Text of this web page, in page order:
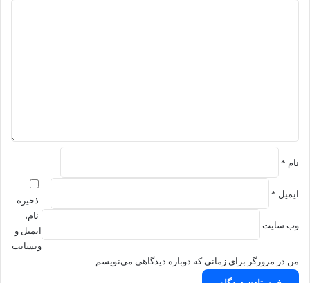
نام *
ایمیل *
وب‌ سایت
ذخیره
نام،
ایمیل و
وبسایت
من در مرورگر برای زمانی که دوباره دیدگاهی می‌نویسم.